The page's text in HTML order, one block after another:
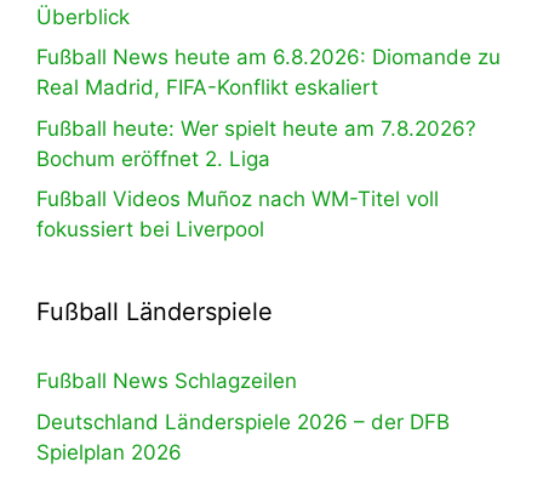
Überblick
Fußball News heute am 6.8.2026: Diomande zu
Real Madrid, FIFA-Konflikt eskaliert
Fußball heute: Wer spielt heute am 7.8.2026?
Bochum eröffnet 2. Liga
Fußball Videos Muñoz nach WM-Titel voll
fokussiert bei Liverpool
Fußball Länderspiele
Fußball News Schlagzeilen
Deutschland Länderspiele 2026 – der DFB
Spielplan 2026